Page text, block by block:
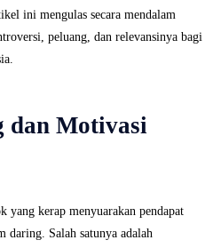
ini mengulas secara mendalam
peluang, dan relevansinya bagi
dan Motivasi
yang kerap menyuarakan pendapat
daring. Salah satunya adalah